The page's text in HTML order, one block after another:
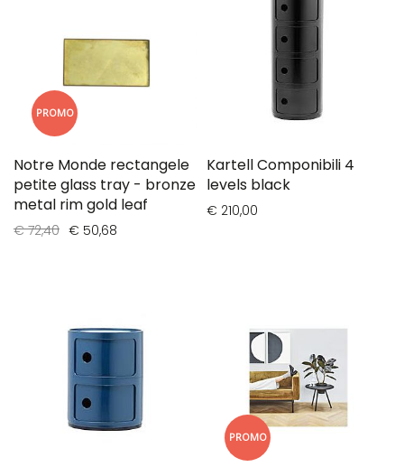
PROMO
Notre Monde rectangele
petite glass tray - bronze
metal rim gold leaf
€ 50,68
€ 72,40
Kartell Componibili 4
levels black
€ 210,00
PROMO